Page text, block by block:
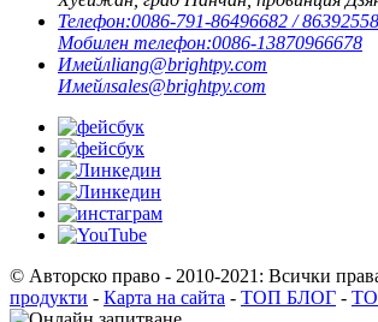
Телефон:0086-791-86496682 / 86392558
Мобилен телефон:0086-13870966678
Имейлliang@brightpy.com
Имейлsales@brightpy.com
© Авторско право - 2010-2021: Всички
продукти - Карта на сайта - ТОП БЛОГ -